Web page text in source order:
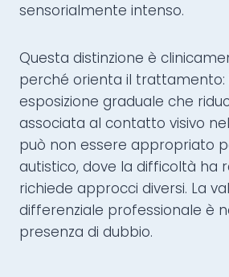
sensorialmente intenso.
Questa distinzione è
perché orienta il trattamento:
esposizione graduale che
associata al contatto visivo
può non essere appropriato
autistico, dove la difficoltà ha
richiede approcci diversi. La
differenziale professionale è
presenza di dubbio.